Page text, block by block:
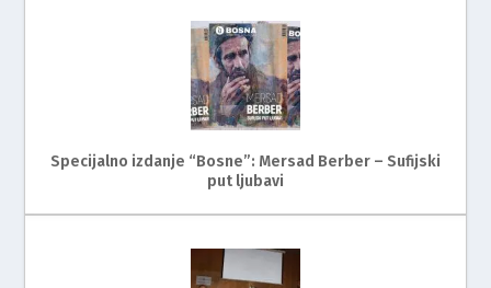
Specijalno izdanje “Bosne”: Mersad Berber – Sufijski
put ljubavi